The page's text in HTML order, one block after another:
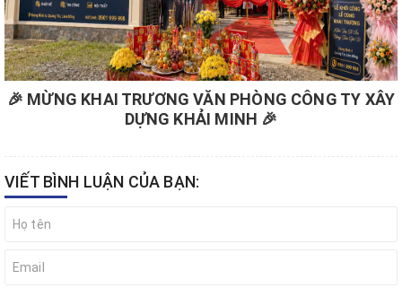
🎉 MỪNG KHAI TRƯƠNG VĂN PHÒNG CÔNG TY XÂY
DỰNG KHẢI MINH 🎉
VIẾT BÌNH LUẬN CỦA BẠN: